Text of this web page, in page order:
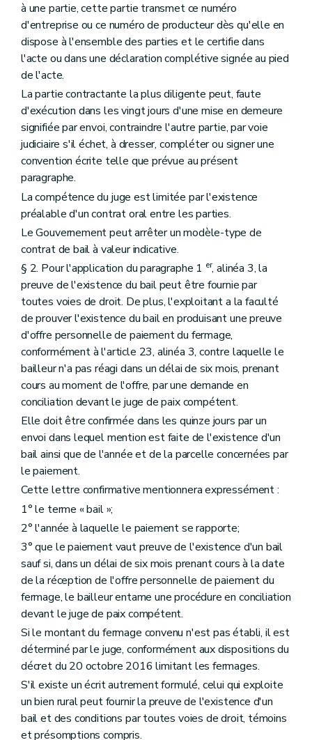
à une partie, cette partie transmet ce numéro
d'entreprise ou ce numéro de producteur dès qu'elle en
dispose à l'ensemble des parties et le certifie dans
l'acte ou dans une déclaration complétive signée au pied
de l'acte.
La partie contractante la plus diligente peut, faute
d'exécution dans les vingt jours d'une mise en demeure
signifiée par envoi, contraindre l'autre partie, par voie
judiciaire s'il échet, à dresser, compléter ou signer une
convention écrite telle que prévue au présent
paragraphe.
La compétence du juge est limitée par l'existence
préalable d'un contrat oral entre les parties.
Le Gouvernement peut arrêter un modèle-type de
contrat de bail à valeur indicative.
§ 2. Pour l'application du paragraphe 1 er, alinéa 3, la
preuve de l'existence du bail peut être fournie par
toutes voies de droit. De plus, l'exploitant a la faculté
de prouver l'existence du bail en produisant une preuve
d'offre personnelle de paiement du fermage,
conformément à l'article 23, alinéa 3, contre laquelle le
bailleur n'a pas réagi dans un délai de six mois, prenant
cours au moment de l'offre, par une demande en
conciliation devant le juge de paix compétent.
Elle doit être confirmée dans les quinze jours par un
envoi dans lequel mention est faite de l'existence d'un
bail ainsi que de l'année et de la parcelle concernées par
le paiement.
Cette lettre confirmative mentionnera expressément :
1° le terme « bail »;
2° l'année à laquelle le paiement se rapporte;
3° que le paiement vaut preuve de l'existence d'un bail
sauf si, dans un délai de six mois prenant cours à la date
de la réception de l'offre personnelle de paiement du
fermage, le bailleur entame une procédure en conciliation
devant le juge de paix compétent.
Si le montant du fermage convenu n'est pas établi, il est
déterminé par le juge, conformément aux dispositions du
décret du 20 octobre 2016 limitant les fermages.
S'il existe un écrit autrement formulé, celui qui exploite
un bien rural peut fournir la preuve de l'existence d'un
bail et des conditions par toutes voies de droit, témoins
et présomptions compris.